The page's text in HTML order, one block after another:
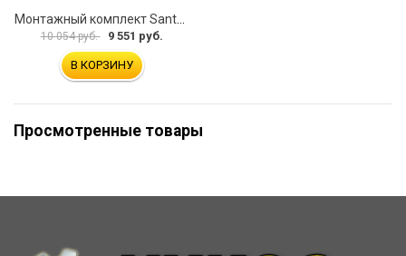
10 054 руб. 9 551 руб.
В КОРЗИНУ
Просмотренные товары